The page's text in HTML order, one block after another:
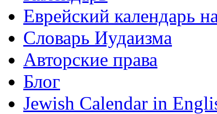
Еврейский календарь
Словарь Иудаизма
Авторские права
Блог
Jewish Calendar in